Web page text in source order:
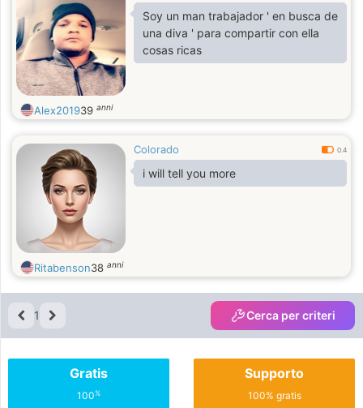
Soy un man trabajador ' en busca de
una diva ' para compartir con ella
cosas ricas
Alex201939 anni
Colorado 0.4
i will tell you more
Ritabenson38 anni
1 Cerca per criteri
Gratis
100%
Supporto
100% gratis